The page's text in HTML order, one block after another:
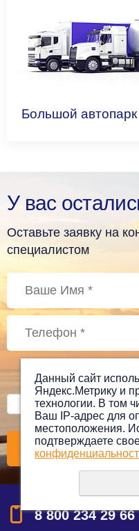
Большой автопарк
У вас
Оставьте заявку на
специалистом
Даю своё согласие
данных, в
8 800 234 29 66
Данный сайт
Яндекс.Метрику и
технологии. В том
Ваш IP-адрес для
местоположения.
подтверждаете